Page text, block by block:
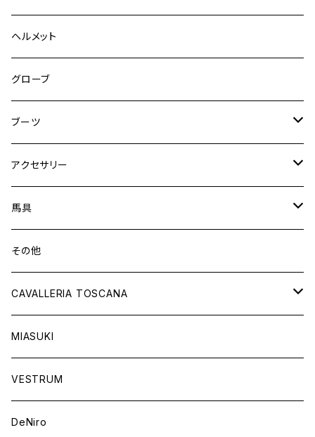
フルグリップ
ニーグリップ
シャツ
ウェア
アウター
シャツ
キュロット
フルグリップ
ニーグリップ
シャツ
ウェア
アウター
シャツ
キュロット
ウエア
ヘルメット
グローブ
ブーツ
ロングブーツ（既製品）
オーダーロングブーツ
ショートブーツ
チャップス
アクセサリー
ベルト
グローブ
ソックス
キャップ
アスコットタイ
バッグ
馬具
サドルパッド
イヤーネット
バンデージ
ラグ
その他
CAVALLERIA TOSCANA
レディス
競技用ジャケット
キュロット
メンズ
競技用ジャケット
MIASUKI
VESTRUM
DeNiro